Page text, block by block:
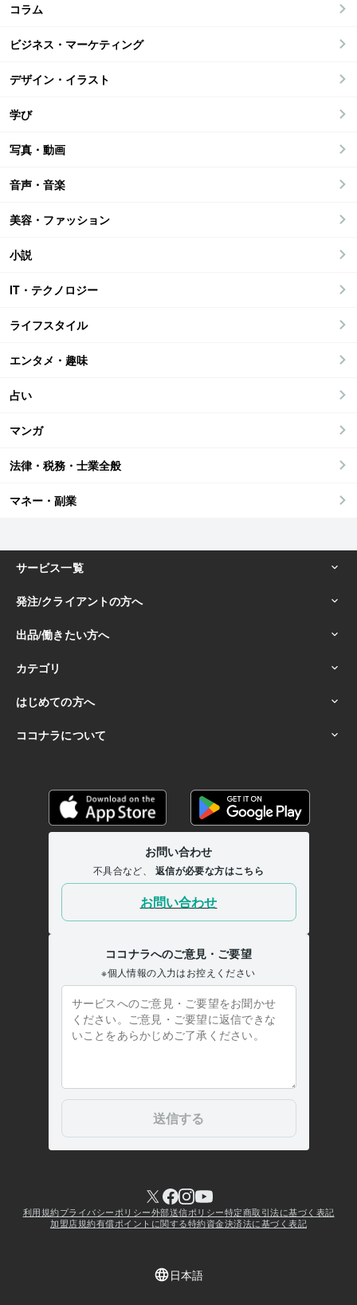
コラム
ビジネス・マーケティング
デザイン・イラスト
学び
写真・動画
音声・音楽
美容・ファッション
小説
IT・テクノロジー
ライフスタイル
エンタメ・趣味
占い
マンガ
法律・税務・士業全般
マネー・副業